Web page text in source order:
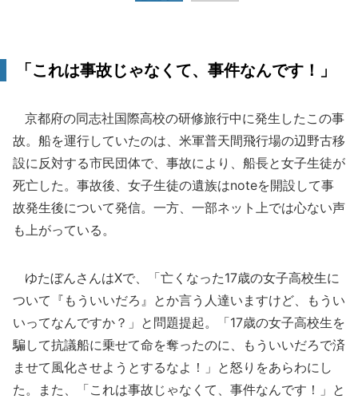
「これは事故じゃなくて、事件なんです！」
京都府の同志社国際高校の研修旅行中に発生したこの事
故。船を運行していたのは、米軍普天間飛行場の辺野古移
設に反対する市民団体で、事故により、船長と女子生徒が
死亡した。事故後、女子生徒の遺族はnoteを開設して事
故発生後について発信。一方、一部ネット上では心ない声
も上がっている。
ゆたぼんさんはXで、「亡くなった17歳の女子高校生に
ついて『もういいだろ』とか言う人達いますけど、もうい
いってなんですか？」と問題提起。「17歳の女子高校生を
騙して抗議船に乗せて命を奪ったのに、もういいだろで済
ませて風化させようとするなよ！」と怒りをあらわにし
た。また、「これは事故じゃなくて、事件なんです！」と